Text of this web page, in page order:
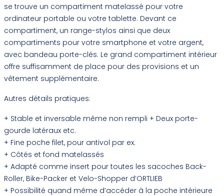
se trouve un compartiment matelassé pour votre
ordinateur portable ou votre tablette. Devant ce
compartiment, un range-stylos ainsi que deux
compartiments pour votre smartphone et votre argent,
avec bandeau porte-clés. Le grand compartiment intérieur
offre suffisamment de place pour des provisions et un
vêtement supplémentaire.
Autres détails pratiques:
+ Stable et inversable même non rempli + Deux porte-
gourde latéraux etc.
+ Fine poche filet, pour antivol par ex.
+ Côtés et fond matelassés
+ Adapté comme insert pour toutes les sacoches Back-
Roller, Bike-Packer et Velo-Shopper d’ORTLIEB
+ Possibilité quand même d’accéder à la poche intérieure